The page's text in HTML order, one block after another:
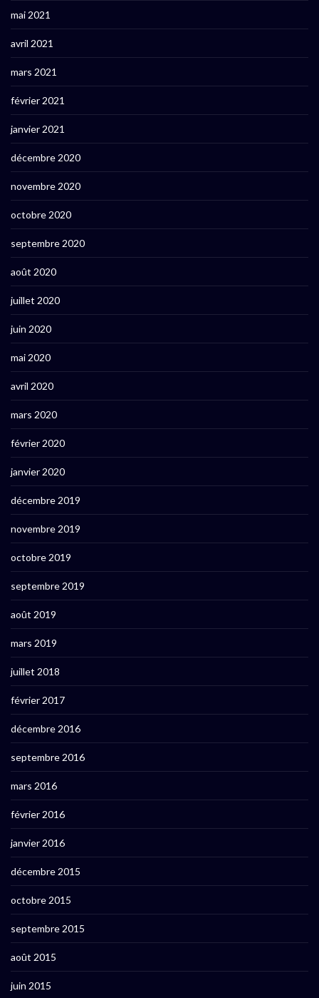
mai 2021
avril 2021
mars 2021
février 2021
janvier 2021
décembre 2020
novembre 2020
octobre 2020
septembre 2020
août 2020
juillet 2020
juin 2020
mai 2020
avril 2020
mars 2020
février 2020
janvier 2020
décembre 2019
novembre 2019
octobre 2019
septembre 2019
août 2019
mars 2019
juillet 2018
février 2017
décembre 2016
septembre 2016
mars 2016
février 2016
janvier 2016
décembre 2015
octobre 2015
septembre 2015
août 2015
juin 2015